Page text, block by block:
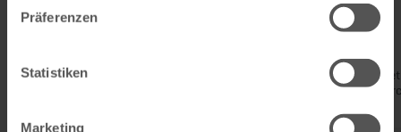
Präferenzen
Statistiken
Marketing
Bahnhof Düren
La gare est reliée à la ligne rapide Cologne-Aix-la-Chapelle
également possible de se rendre à Jülich, Heimbach et
régionaux, les lignes de S-Bahn en direction de Cologne